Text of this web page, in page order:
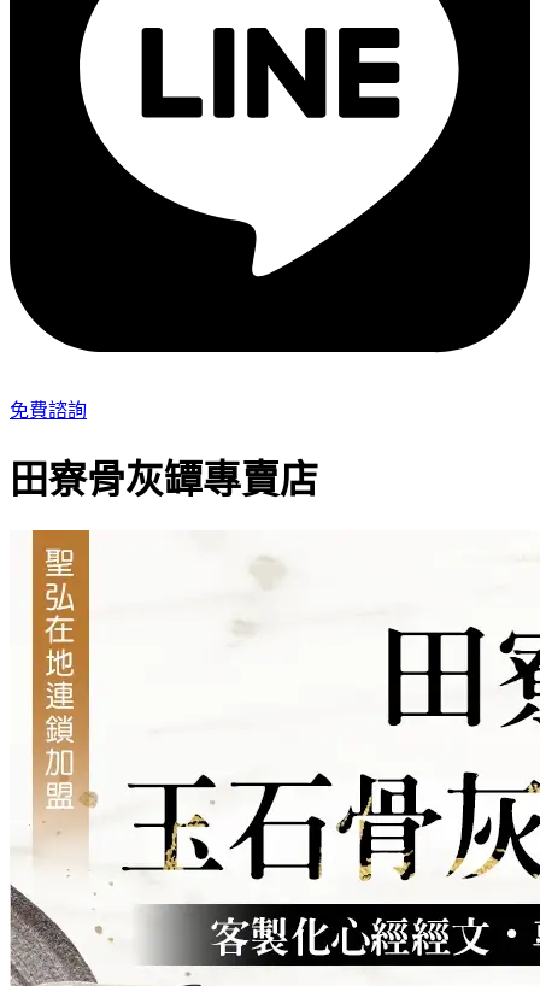
免費諮詢
田寮骨灰罈專賣店